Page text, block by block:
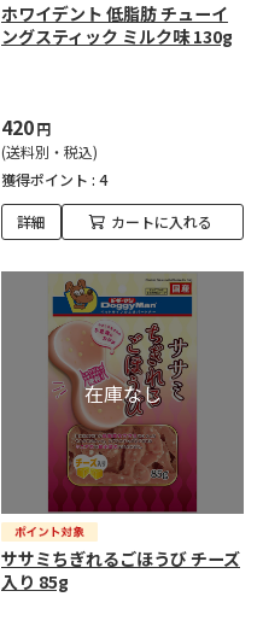
ホワイデント 低脂肪 チューイ
ングスティック ミルク味 130g
420円
(送料別・税込)
獲得ポイント : 4
詳細 カートに入れる
ササミちぎれるごほうび チーズ
入り 85g